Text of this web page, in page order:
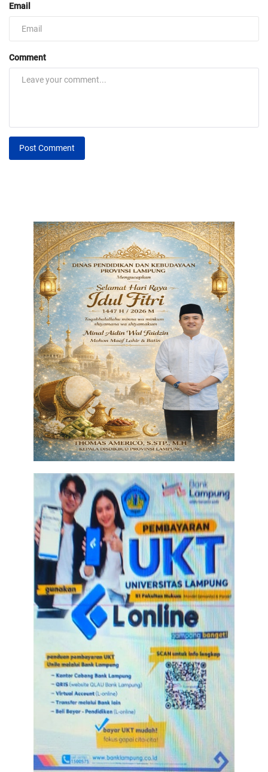
Email
Comment
Post Comment